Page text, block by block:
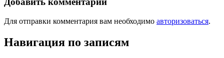
Для отправки комментария вам необходимо авторизоваться.
Навигация по записям